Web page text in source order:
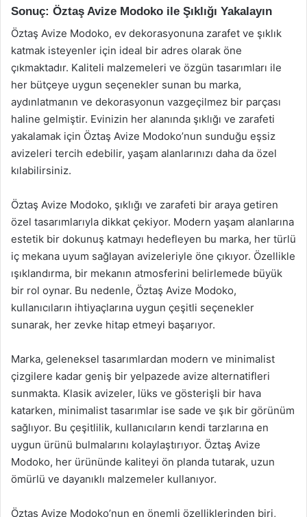
Sonuç: Öztaş Avize Modoko ile Şıklığı Yakalayın
Öztaş Avize Modoko, ev dekorasyonuna zarafet ve şıklık
katmak isteyenler için ideal bir adres olarak öne
çıkmaktadır. Kaliteli malzemeleri ve özgün tasarımları ile
her bütçeye uygun seçenekler sunan bu marka,
aydınlatmanın ve dekorasyonun vazgeçilmez bir parçası
haline gelmiştir. Evinizin her alanında şıklığı ve zarafeti
yakalamak için Öztaş Avize Modoko’nun sunduğu eşsiz
avizeleri tercih edebilir, yaşam alanlarınızı daha da özel
kılabilirsiniz.
Öztaş Avize Modoko, şıklığı ve zarafeti bir araya getiren
özel tasarımlarıyla dikkat çekiyor. Modern yaşam alanlarına
estetik bir dokunuş katmayı hedefleyen bu marka, her türlü
iç mekana uyum sağlayan avizeleriyle öne çıkıyor. Özellikle
ışıklandırma, bir mekanın atmosferini belirlemede büyük
bir rol oynar. Bu nedenle, Öztaş Avize Modoko,
kullanıcıların ihtiyaçlarına uygun çeşitli seçenekler
sunarak, her zevke hitap etmeyi başarıyor.
Marka, geleneksel tasarımlardan modern ve minimalist
çizgilere kadar geniş bir yelpazede avize alternatifleri
sunmakta. Klasik avizeler, lüks ve gösterişli bir hava
katarken, minimalist tasarımlar ise sade ve şık bir görünüm
sağlıyor. Bu çeşitlilik, kullanıcıların kendi tarzlarına en
uygun ürünü bulmalarını kolaylaştırıyor. Öztaş Avize
Modoko, her ürününde kaliteyi ön planda tutarak, uzun
ömürlü ve dayanıklı malzemeler kullanıyor.
Öztaş Avize Modoko’nun en önemli özelliklerinden biri,